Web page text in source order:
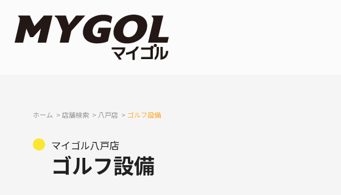
ホーム 店舗検索 八戸店 ゴルフ設備
マイゴル八戸店
ゴルフ設備